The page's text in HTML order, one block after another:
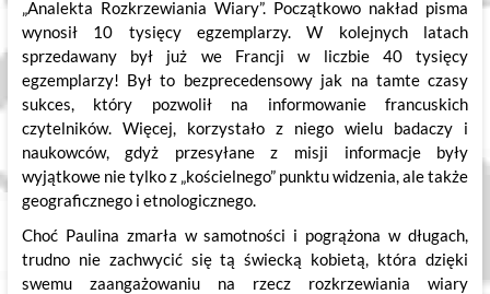
„Analekta Rozkrzewiania Wiary”. Początkowo nakład pisma
wynosił 10 tysięcy egzemplarzy. W kolejnych latach
sprzedawany był już we Francji w liczbie 40 tysięcy
egzemplarzy! Był to bezprecedensowy jak na tamte czasy
sukces, który pozwolił na informowanie francuskich
czytelników. Więcej, korzystało z niego wielu badaczy i
naukowców, gdyż przesyłane z misji informacje były
wyjątkowe nie tylko z „kościelnego” punktu widzenia, ale także
geograficznego i etnologicznego.
Choć Paulina zmarła w samotności i pogrążona w długach,
trudno nie zachwycić się tą świecką kobietą, która dzięki
swemu zaangażowaniu na rzecz rozkrzewiania wiary